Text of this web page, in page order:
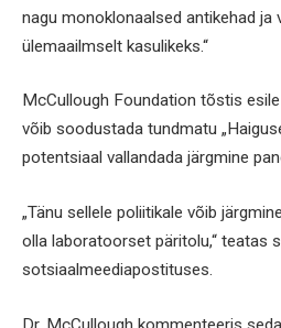
nagu monoklonaalsed antikehad ja
ülemaailmselt kasulikeks.“
McCullough Foundation tõstis
võib soodustada tundmatu
potentsiaal vallandada järgmine
„Tänu sellele poliitikale võib
olla laboratoorset päritolu,“ teatas
sotsiaalmeediapostituses.